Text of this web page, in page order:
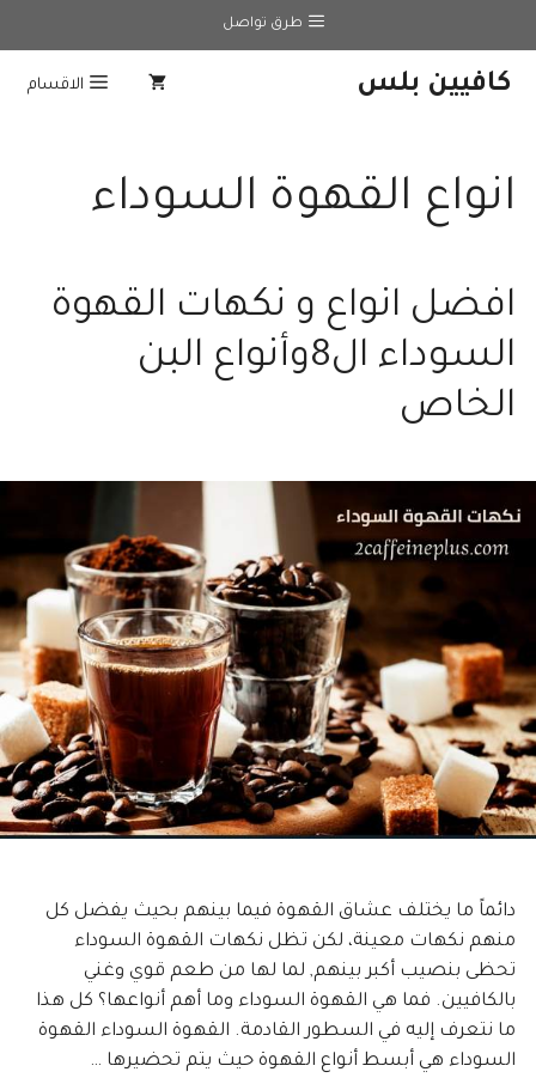
المحتوى
طرق تواصل
كافيين بلس الاقسام
انواع القهوة السوداء
افضل انواع و نكهات القهوة
السوداء ال8وأنواع البن
الخاص
دائماً ما يختلف عشاق القهوة فيما بينهم بحيث يفضل كل
منهم نكهات معينة، لكن تظل نكهات القهوة السوداء
تحظى بنصيب أكبر بينهم, لما لها من طعم قوي وغني
بالكافيين. فما هي القهوة السوداء وما أهم أنواعها؟ كل هذا
ما نتعرف إليه في السطور القادمة. القهوة السوداء القهوة
السوداء هي أبسط أنواع القهوة حيث يتم تحضيرها …